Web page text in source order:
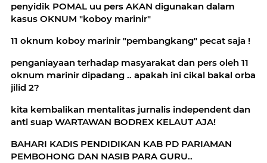
penyidik POMAL uu pers AKAN digunakan dalam
kasus OKNUM "koboy marinir"
11 oknum koboy marinir "pembangkang" pecat saja !
penganiayaan terhadap masyarakat dan pers oleh 11
oknum marinir dipadang .. apakah ini cikal bakal orba
jilid 2?
kita kembalikan mentalitas jurnalis independent dan
anti suap WARTAWAN BODREX KELAUT AJA!
BAHARI KADIS PENDIDIKAN KAB PD PARIAMAN
PEMBOHONG DAN NASIB PARA GURU..